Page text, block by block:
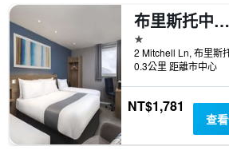
布里斯托中心米切爾巷旅客之家酒店
1星級
0.3公里 距離市中心
NT$1,781
查